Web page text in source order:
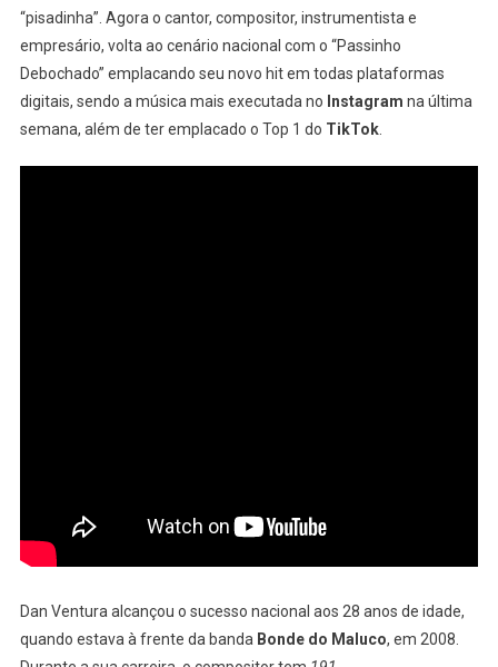
“pisadinha”. Agora o cantor, compositor, instrumentista e
empresário, volta ao cenário nacional com o “Passinho
Debochado” emplacando seu novo hit em todas plataformas
digitais, sendo a música mais executada no Instagram na última
semana, além de ter emplacado o Top 1 do TikTok.
Dan Ventura alcançou o sucesso nacional aos 28 anos de idade,
quando estava à frente da banda Bonde do Maluco, em 2008.